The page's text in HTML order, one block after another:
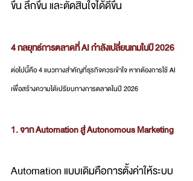
ขึ้น ลึกขึ้น และตัดสินใจได้ดีขึ้น
4 กลยุทธ์การตลาดที่ AI กำลังเปลี่ยนเกมในปี 2026
ต่อไปนี้คือ 4 แนวทางสำคัญที่ธุรกิจควรเข้าใจ หากต้องการใช้ AI
เพื่อสร้างความได้เปรียบทางการตลาดในปี 2026
1. จาก Automation สู่ Autonomous Marketing
Automation แบบเดิมคือการตั้งค่าให้ระบบ